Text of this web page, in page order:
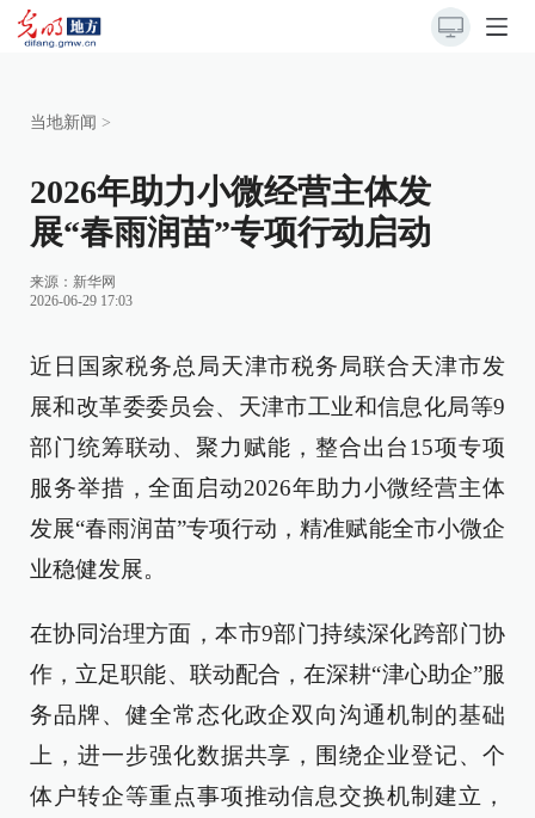
当地新闻 >
2026年助力小微经营主体发
展“春雨润苗”专项行动启动
来源： 新华网
2026-06-29 17:03
近日国家税务总局天津市税务局联合天津市发
展和改革委委员会、天津市工业和信息化局等9
部门统筹联动、聚力赋能，整合出台15项专项
服务举措，全面启动2026年助力小微经营主体
发展“春雨润苗”专项行动，精准赋能全市小微企
业稳健发展。
在协同治理方面，本市9部门持续深化跨部门协
作，立足职能、联动配合，在深耕“津心助企”服
务品牌、健全常态化政企双向沟通机制的基础
上，进一步强化数据共享，围绕企业登记、个
体户转企等重点事项推动信息交换机制建立，